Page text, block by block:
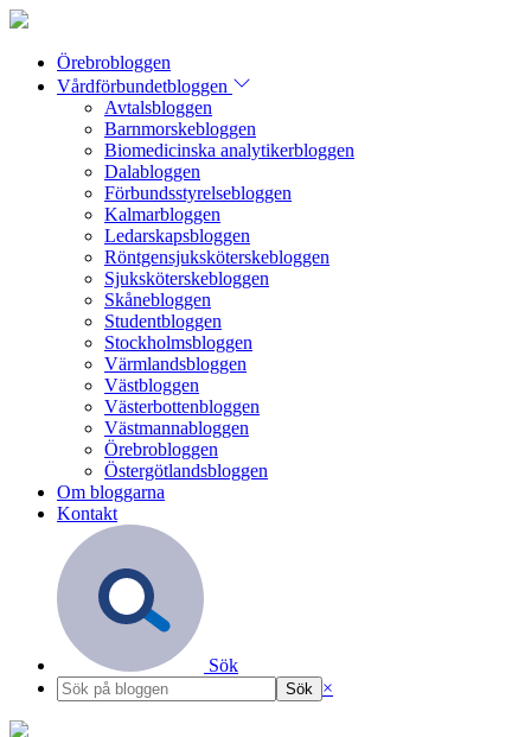
Örebrobloggen
Vårdförbundetbloggen
Avtalsbloggen
Barnmorskebloggen
Biomedicinska analytikerbloggen
Dalabloggen
Förbundsstyrelsebloggen
Kalmarbloggen
Ledarskapsbloggen
Röntgensjuksköterskebloggen
Sjuksköterskebloggen
Skånebloggen
Studentbloggen
Stockholmsbloggen
Värmlandsbloggen
Västbloggen
Västerbottenbloggen
Västmannabloggen
Örebrobloggen
Östergötlandsbloggen
Om bloggarna
Kontakt
Sök
×